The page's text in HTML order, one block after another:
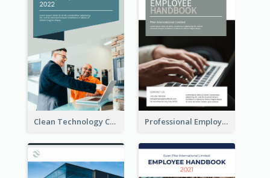
Clean Technology Company Handbook Professional Employee Handbook